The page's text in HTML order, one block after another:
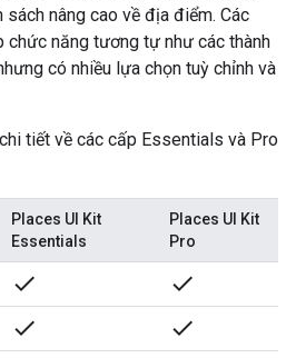
nâng cao về địa điểm. Các
chức năng tương tự như các thành
có nhiều lựa chọn tuỳ chỉnh và
tiết về các cấp Essentials và Pro
Places UI Kit
Essentials
Places UI Kit
Pro
done done
done done